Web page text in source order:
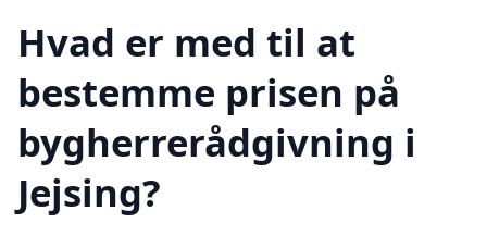
Hvad er med til at
bestemme prisen på
bygherrerådgivning i
Jejsing?